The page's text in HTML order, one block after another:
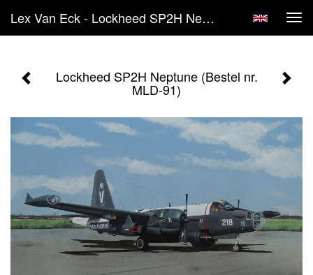
Lex Van Eck - Lockheed SP2H Neptune (Bestel Nr. MLD-91)
Lockheed SP2H Neptune (Bestel nr.
MLD-91)